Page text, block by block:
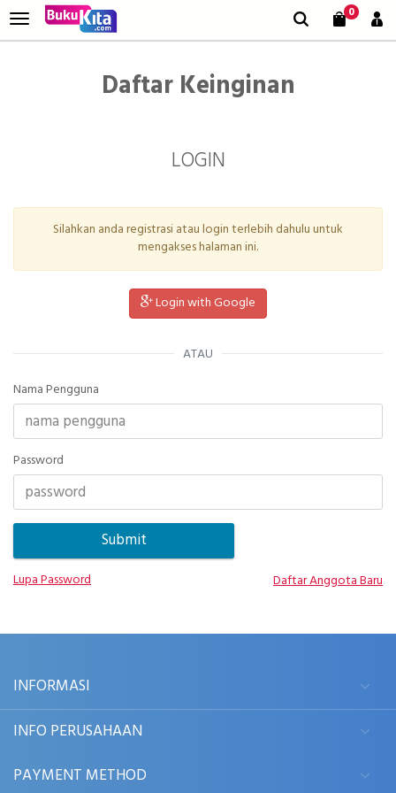
0
Daftar Keinginan
LOGIN
Silahkan anda registrasi atau login terlebih dahulu untuk
mengakses halaman ini.
Login with Google
ATAU
Nama Pengguna
Password
Lupa Password Daftar Anggota Baru
INFORMASI
INFO PERUSAHAAN
PAYMENT METHOD